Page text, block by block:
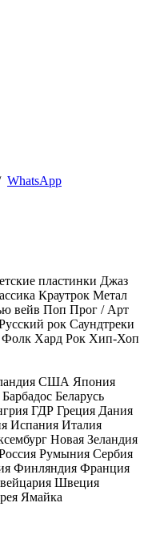
WhatsApp
пластинки Джаз
Краутрок Метал
вейв Поп Прог / Арт
рок Саундтреки
Фолк Хард Рок Хип-Хоп
США Япония
Барбадос Беларусь
ГДР Греция Дания
Испания Италия
Новая Зеландия
Румыния Сербия
Финляндия Франция
Швеция
Ямайка